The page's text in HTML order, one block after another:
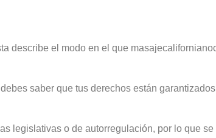
describe el modo en el que
saber que tus derechos están
legislativas o de autorregulación, por lo que